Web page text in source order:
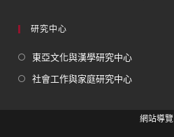
研究中心
東亞文化與漢學研究中心
社會工作與家庭研究中心
網站導覽